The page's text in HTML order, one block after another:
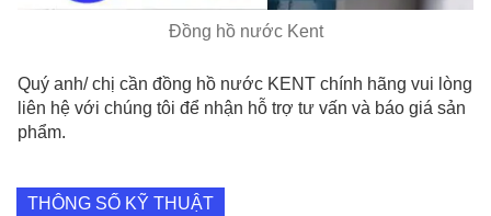
Đồng hồ nước Kent
Quý anh/ chị cần đồng hồ nước KENT chính hãng vui lòng
liên hệ với chúng tôi để nhận hỗ trợ tư vấn và báo giá sản
phẩm.
THÔNG SỐ KỸ THUẬT